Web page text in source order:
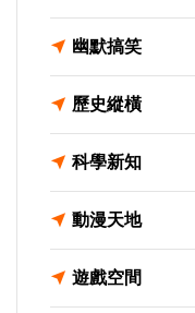
幽默搞笑
歷史縱橫
科學新知
動漫天地
遊戲空間